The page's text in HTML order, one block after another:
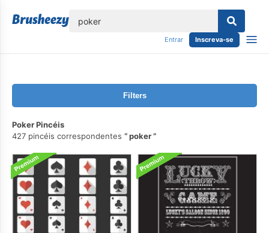
Entrar Inscreva-se
Filters
Poker Pincéis
427 pincéis correspondentes
poker